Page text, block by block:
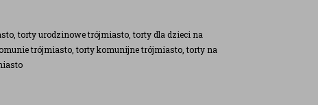
torty urodzinowe trójmiasto, torty dla dzieci na
trójmiasto, torty komunijne trójmiasto, torty na